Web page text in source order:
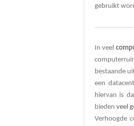
gebruikt
In veel
bestaande
een
hiervan is
bieden veel
Verhoogde